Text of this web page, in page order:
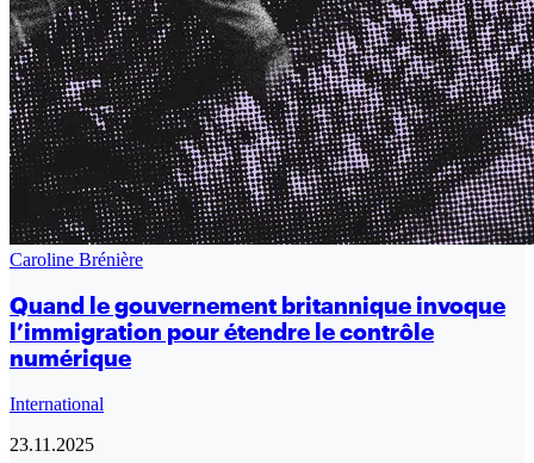
Caroline Brénière
Quand le gouvernement britannique invoque
l’immigration pour étendre le contrôle
numérique
International
23.11.2025